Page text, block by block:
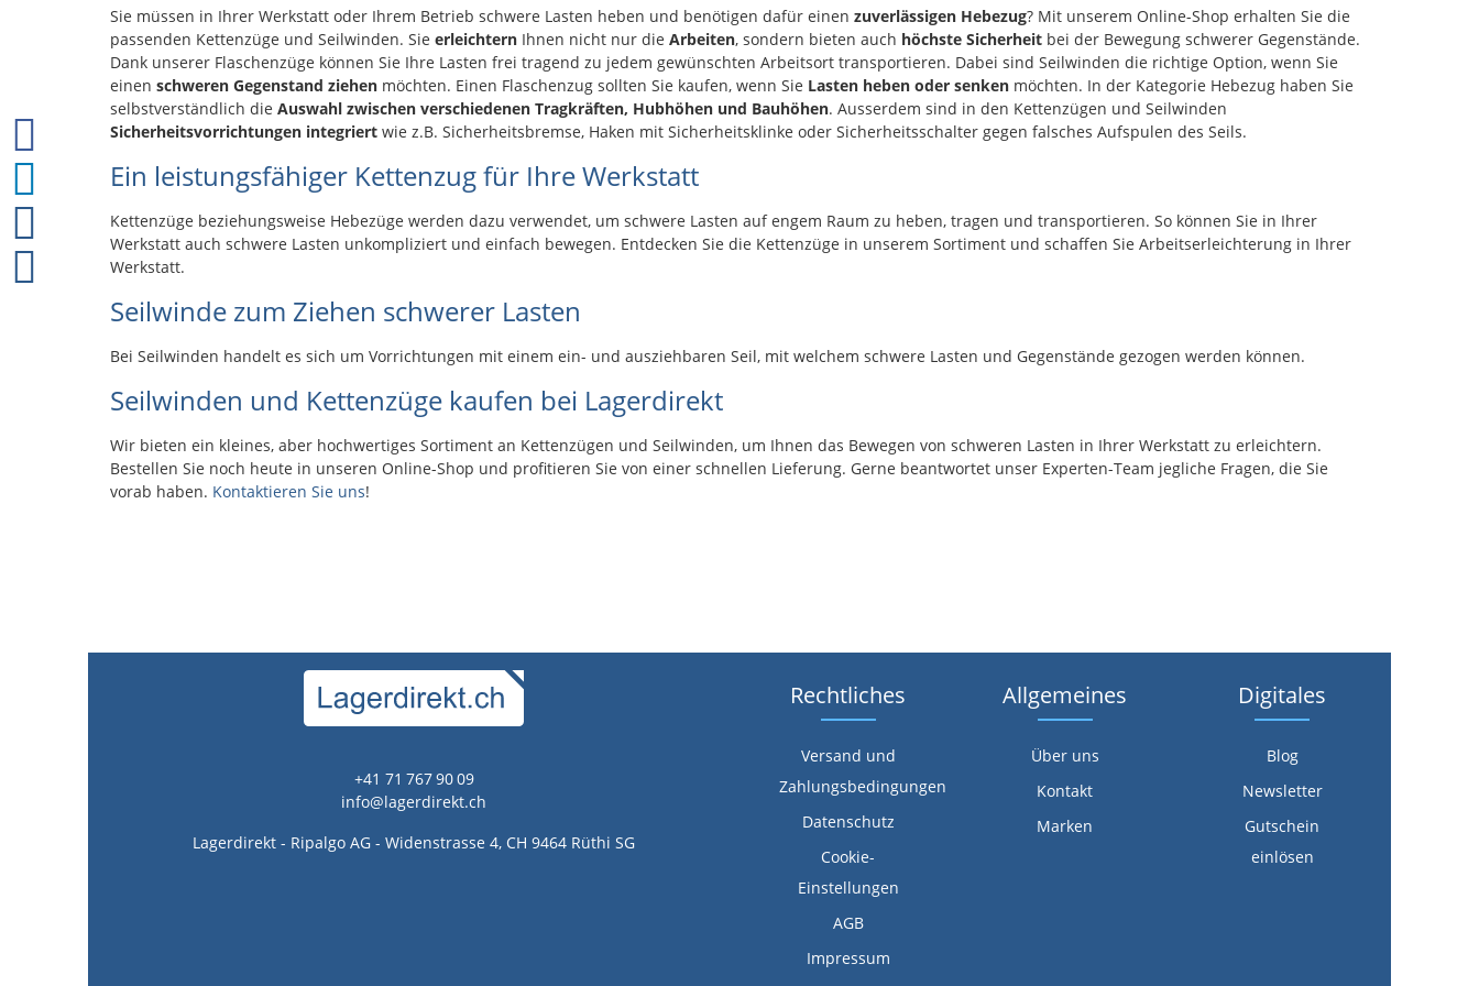
Hubgeschwindigkeit 10/5
m/min-¹ Hubhöhe 12 m
Hubhöhe mit
Umlenkrolle 6 m
Seillänge 12 m Seil-∅ 4.2
mm
Hubgeschwindigkeit 10/5
m/min-¹ Hubhöhe 11 m
Hubhöhe mit
Umlenkrolle 5.5 m
Seillänge 12 m Seil-∅ 5.6
mm
Fernbedienung,
Überlastschutz und
Endschalter bei Seilende.
Der Sicherheitsschalter
verhindert das falsche
Aufspulen des Seiles.
Sie müssen in Ihrer Werkstatt oder Ihrem Betrieb schwere Lasten heben und benötigen dafür einen zuverlässigen Hebezug? Mit unserem Online-Shop erhalten Sie die
passenden Kettenzüge und Seilwinden. Sie erleichtern Ihnen nicht nur die Arbeiten, sondern bieten auch höchste Sicherheit bei der Bewegung schwerer Gegenstände.
Dank unserer Flaschenzüge können Sie Ihre Lasten frei tragend zu jedem gewünschten Arbeitsort transportieren. Dabei sind Seilwinden die richtige Option, wenn Sie
einen schweren Gegenstand ziehen möchten. Einen Flaschenzug sollten Sie kaufen, wenn Sie Lasten heben oder senken möchten. In der Kategorie Hebezug haben Sie
selbstverständlich die Auswahl zwischen verschiedenen Tragkräften, Hubhöhen und Bauhöhen. Ausserdem sind in den Kettenzügen und Seilwinden
Sicherheitsvorrichtungen integriert wie z.B. Sicherheitsbremse, Haken mit Sicherheitsklinke oder Sicherheitsschalter gegen falsches Aufspulen des Seils.
Ein leistungsfähiger Kettenzug für Ihre Werkstatt
Kettenzüge beziehungsweise Hebezüge werden dazu verwendet, um schwere Lasten auf engem Raum zu heben, tragen und transportieren. So können Sie in Ihrer
Werkstatt auch schwere Lasten unkompliziert und einfach bewegen. Entdecken Sie die Kettenzüge in unserem Sortiment und schaffen Sie Arbeitserleichterung in Ihrer
Werkstatt.
Seilwinde zum Ziehen schwerer Lasten
Bei Seilwinden handelt es sich um Vorrichtungen mit einem ein- und ausziehbaren Seil, mit welchem schwere Lasten und Gegenstände gezogen werden können.
Seilwinden und Kettenzüge kaufen bei Lagerdirekt
Wir bieten ein kleines, aber hochwertiges Sortiment an Kettenzügen und Seilwinden, um Ihnen das Bewegen von schweren Lasten in Ihrer Werkstatt zu erleichtern.
Bestellen Sie noch heute in unseren Online-Shop und profitieren Sie von einer schnellen Lieferung. Gerne beantwortet unser Experten-Team jegliche Fragen, die Sie
vorab haben. Kontaktieren Sie uns!
+41 71 767 90 09
info@lagerdirekt.ch
Lagerdirekt - Ripalgo AG - Widenstrasse 4, CH 9464 Rüthi SG
Rechtliches
Versand und
Zahlungsbedingungen
Datenschutz
Cookie-
Einstellungen
AGB
Impressum
Allgemeines
Über uns
Kontakt
Marken
Digitales
Blog
Newsletter
Gutschein
einlösen